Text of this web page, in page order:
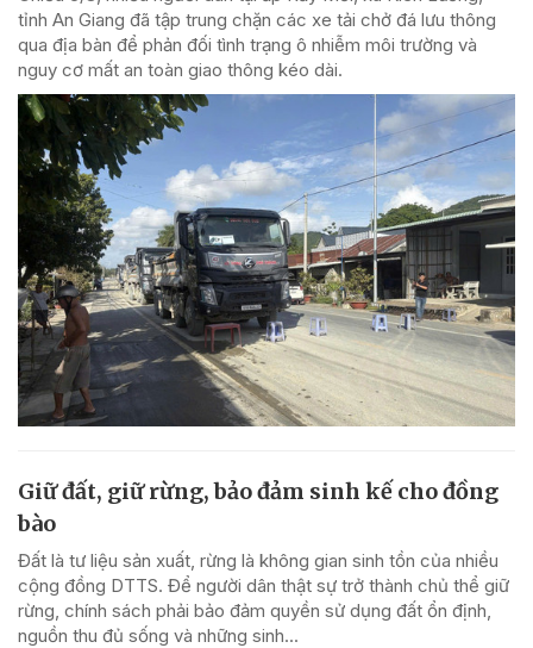
tỉnh An Giang đã tập trung chặn các xe tải chở đá lưu thông
qua địa bàn để phản đối tình trạng ô nhiễm môi trường và
nguy cơ mất an toàn giao thông kéo dài.
Giữ đất, giữ rừng, bảo đảm sinh kế cho đồng
bào
Đất là tư liệu sản xuất, rừng là không gian sinh tồn của nhiều
cộng đồng DTTS. Để người dân thật sự trở thành chủ thể giữ
rừng, chính sách phải bảo đảm quyền sử dụng đất ổn định,
nguồn thu đủ sống và những sinh...